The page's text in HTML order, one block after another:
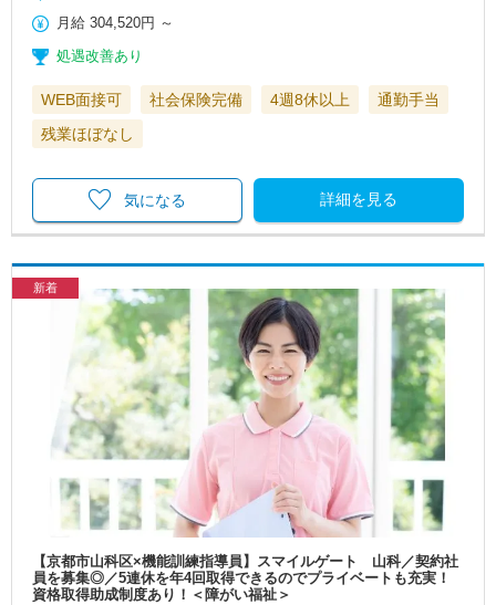
月給 304,520円 ～
処遇改善あり
WEB面接可 社会保険完備 4週8休以上
通勤手当
残業ほぼなし
詳細を見る
気になる
新着
【京都市山科区×機能訓練指導員】スマイルゲート 山科／契約社
員を募集◎／5連休を年4回取得できるのでプライベートも充実！
資格取得助成制度あり！＜障がい福祉＞